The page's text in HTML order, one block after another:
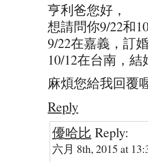
亨利爸您好，
想請問你9/22和
9/22在嘉義，訂
10/12在台南，結
麻煩您給我回覆
Reply
優哈比 Reply:
六月 8th, 2015 at